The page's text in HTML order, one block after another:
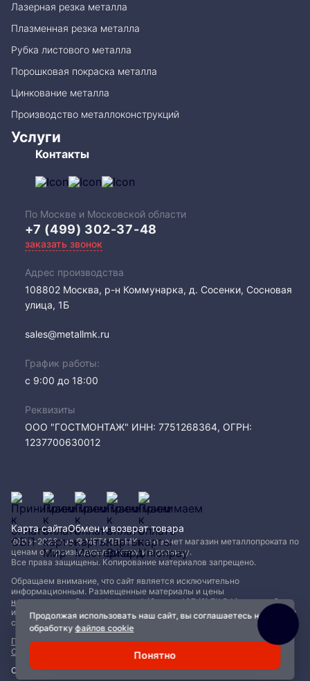
Продолжая использовать наш сайт, вы соглашаетесь на
обработкуфайлов cookie
Понятно
Лазерная резка металла
Плазменная резка металла
Рубка листового металла
Порошковая покраска металла
Цинкование металла
Производство металлоконструкций
Услуги
Контакты
По Москве и Московской области
+7 (499) 302-37-48
заказать звонок
Адрес производства
108802​ Москва, р-н Коммунарка, д. Сосенки, Сосновая
улица, 1Б
sales@metallmk.ru
График работы:
с 9:00 до 18:00
Реквизиты
ООО "ГОСТМОНТАЖ" ИНН: 7751268364, ОГРН:
1237700630012
2005−2026 год © МЕТАЛЛ-МК - интернет магазин металлопроката по
ценам от производителя, оптом и в розницу.
Все права защищены. Копирование материалов запрещено.
Обращаем внимание, что сайт является исключительно
информационным. Размещенные материалы и цены
не являются публичной офертой (Статья 437 (2) ГК РФ)и могут быть
изменены без уведомления. Для уточнения наличия, характеристик и
стоимости материалов обращайтесь в офисы продаж.
Политика конфиденциальности|Пользовательское соглашение|
Обработка файлов Cookie
Сделано с ❤️
Карта сайтаОбмен и возврат товара